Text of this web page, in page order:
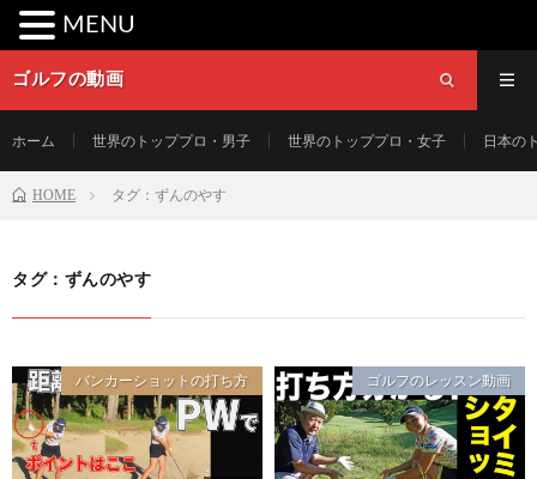
ゴルフの動画
ホーム 世界のトッププロ・男子 世界のトッププロ・女子 日本の
HOME タグ：ずんのやす
タグ：ずんのやす
バンカーショットの打ち方 ゴルフのレッスン動画
MENU